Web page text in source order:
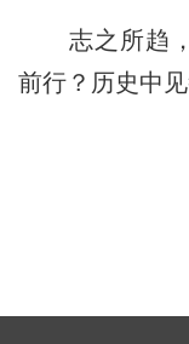
志之所趋，
前行？历史中